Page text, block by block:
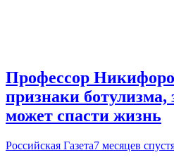
Профессор
признаки
может спасти жизнь
Российская Газета7 месяцев